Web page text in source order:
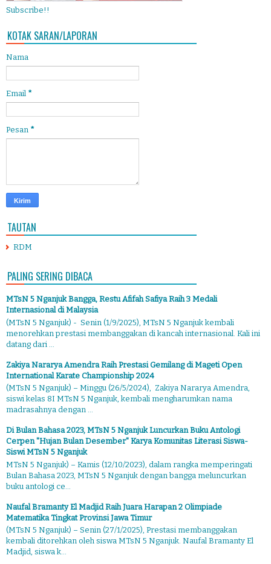
Subscribe!!
KOTAK SARAN/LAPORAN
Nama
Email *
Pesan *
TAUTAN
RDM
PALING SERING DIBACA
MTsN 5 Nganjuk Bangga, Restu Afifah Safiya Raih 3 Medali
Internasional di Malaysia
(MTsN 5 Nganjuk) - Senin (1/9/2025), MTsN 5 Nganjuk kembali
menorehkan prestasi membanggakan di kancah internasional. Kali ini
datang dari ...
Zakiya Nararya Amendra Raih Prestasi Gemilang di Mageti Open
International Karate Championship 2024
(MTsN 5 Nganjuk) – Minggu (26/5/2024), Zakiya Nararya Amendra,
siswi kelas 8I MTsN 5 Nganjuk, kembali mengharumkan nama
madrasahnya dengan ...
Di Bulan Bahasa 2023, MTsN 5 Nganjuk Luncurkan Buku Antologi
Cerpen "Hujan Bulan Desember" Karya Komunitas Literasi Siswa-
Siswi MTsN 5 Nganjuk
MTsN 5 Nganjuk) – Kamis (12/10/2023), dalam rangka memperingati
Bulan Bahasa 2023, MTsN 5 Nganjuk dengan bangga meluncurkan
buku antologi ce...
Naufal Bramanty El Madjid Raih Juara Harapan 2 Olimpiade
Matematika Tingkat Provinsi Jawa Timur
(MTsN 5 Nganjuk) – Senin (27/1/2025), Prestasi membanggakan
kembali ditorehkan oleh siswa MTsN 5 Nganjuk. Naufal Bramanty El
Madjid, siswa k...